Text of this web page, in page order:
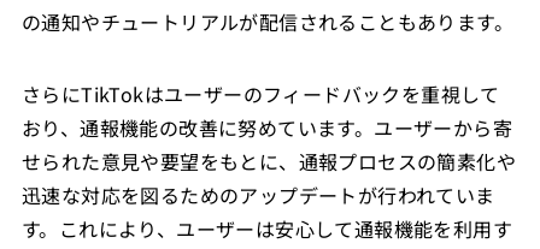
の通知やチュートリアルが配信されることもあります。
さらにTikTokはユーザーのフィードバックを重視して
おり、通報機能の改善に努めています。ユーザーから寄
せられた意見や要望をもとに、通報プロセスの簡素化や
迅速な対応を図るためのアップデートが行われていま
す。これにより、ユーザーは安心して通報機能を利用す